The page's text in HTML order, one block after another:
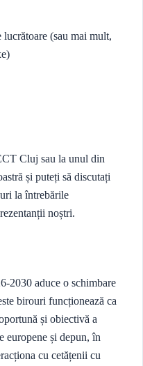
(sau mai mult,
Cluj sau la unul din
și puteți să discutați
la întrebările
noștri.
2030 aduce o schimbare
birouri funcționează ca
și obiectivă a
europene și depun, în
cu cetățenii cu